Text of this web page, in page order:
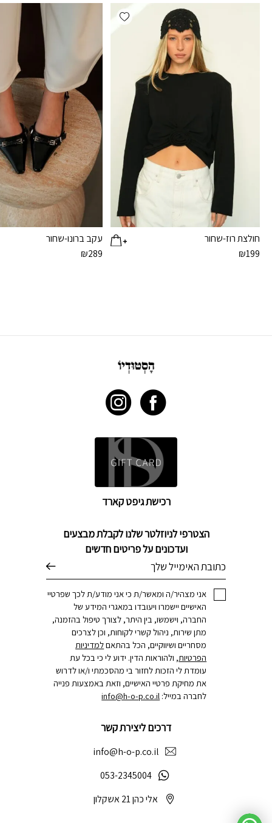
Add wishlist
חולצת רוז-שחור
₪199
עקב ברונו-שחור
₪289
הצטרפי לניוזלטר שלנו לקבלת מבצעים
ועדכונים על פריטים חדשים
אני מצהיר/ה ומאשר/ת כי אני מודע/ת לכך שפרטיי
האישיים יישמרו ויעובדו במאגרי המידע של
החברה, וישמשו, בין היתר, לצורך טיפול בהזמנה,
מתן שירות, ניהול קשרי לקוחות, וכן לצרכים
מסחריים ושיווקיים, הכל בהתאםלמדיניות
הפרטיות, ולהוראות הדין. ידוע לי כי בכל עת
עומדת לי הזכות לחזור בי מהסכמתי ו/או לדרוש
את מחיקת פרטיי האישיים, וזאת באמצעות פנייה
לחברה במייל: info@h-o-p.co.il
דרכים ליצירת קשר
info@h-o-p.co.il
053-2345004
אלי כהן 21 אשקלון
רכישת גיפט קארד